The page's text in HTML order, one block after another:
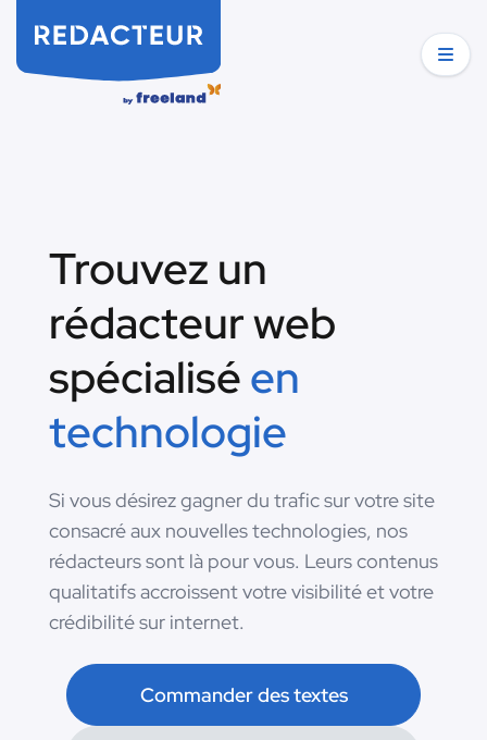
Trouvez un
rédacteur web
spécialiséen
technologie
Si vous désirez gagner du trafic sur votre site
consacré aux nouvelles technologies, nos
rédacteurs sont là pour vous. Leurs contenus
qualitatifs accroissent votre visibilité et votre
crédibilité sur internet.
Commander des textes